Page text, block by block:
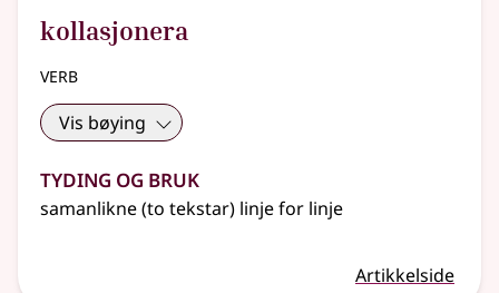
kollasjonera
verb
Vis bøying
Tyding og bruk
samanlikne (to tekstar) linje for linje
Artikkelside